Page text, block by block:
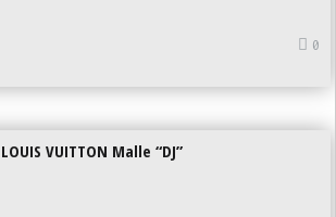
0
LOUIS VUITTON Malle “DJ”